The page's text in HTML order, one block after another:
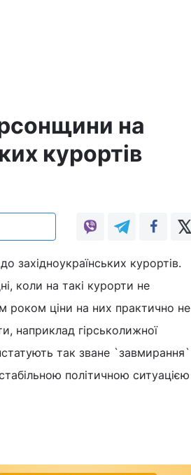
на
курортів
західноукраїнських курортів.
коли на такі курорти не
роком ціни на них практично не
наприклад гірськолижної
так зване `завмирання`
політичною ситуацією